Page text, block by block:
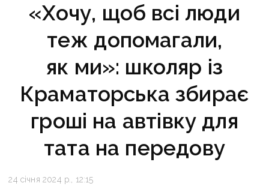
«Хочу, щоб всі люди
теж допомагали,
як ми»: школяр із
Краматорська збирає
гроші на автівку для
тата на передову
24 січня 2024 р., 12:15